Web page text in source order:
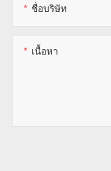
ชื่อบริษัท
เนื้อหา